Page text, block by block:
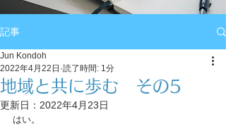
記事
地域と共に歩む その5
Jun Kondoh
2022年4月22日 読了時間: 1分
更新日： 2022年4月23日
はい。